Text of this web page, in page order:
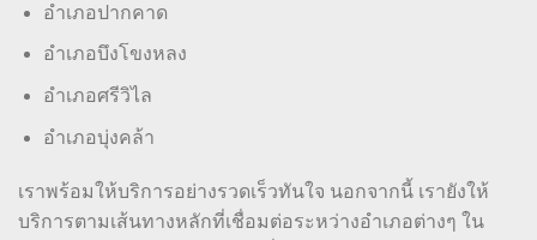
อำเภอปากคาด
อำเภอบึงโขงหลง
อำเภอศรีวิไล
อำเภอบุ่งคล้า
เราพร้อมให้บริการอย่างรวดเร็วทันใจ นอกจากนี้ เรายังให้
บริการตามเส้นทางหลักที่เชื่อมต่อระหว่างอำเภอต่างๆ ใน